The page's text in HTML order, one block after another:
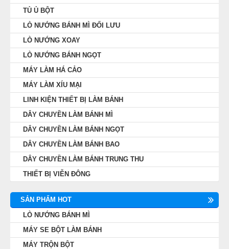
1. Máy đánh kem 7 lít
Máy đánh kem 7 lít là thiết bị chuyên dùng để đánh
kem, đánh trứng, sốt dầu trứng,… Đây là dòng máy
đánh trứng để bàn vì máy có kích thước nhỏ gọn,
không chiếm nhiều diện tích.
TỦ Ủ BỘT
LÒ NƯỚNG BÁNH MÌ ĐỐI LƯU
LÒ NƯỚNG XOAY
LÒ NƯỚNG BÁNH NGỌT
MÁY LÀM HÁ CẢO
MÁY LÀM XÍU MẠI
LINH KIỆN THIẾT BỊ LÀM BÁNH
DÂY CHUYỀN LÀM BÁNH MÌ
DÂY CHUYỀN LÀM BÁNH NGỌT
DÂY CHUYỀN LÀM BÁNH BAO
DÂY CHUYỀN LÀM BÁNH TRUNG THU
THIẾT BỊ VIỄN ĐÔNG
SẢN PHẨM HOT
LÒ NƯỚNG BÁNH MÌ
MÁY SE BỘT LÀM BÁNH
MÁY TRỘN BỘT